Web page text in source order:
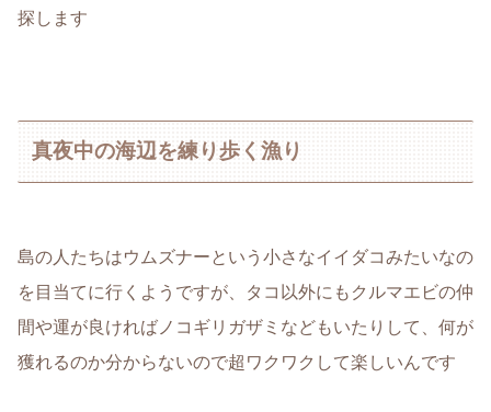
探します
真夜中の海辺を練り歩く漁り
島の人たちはウムズナーという小さなイイダコみたいなの
を目当てに行くようですが、タコ以外にもクルマエビの仲
間や運が良ければノコギリガザミなどもいたりして、何が
獲れるのか分からないので超ワクワクして楽しいんです